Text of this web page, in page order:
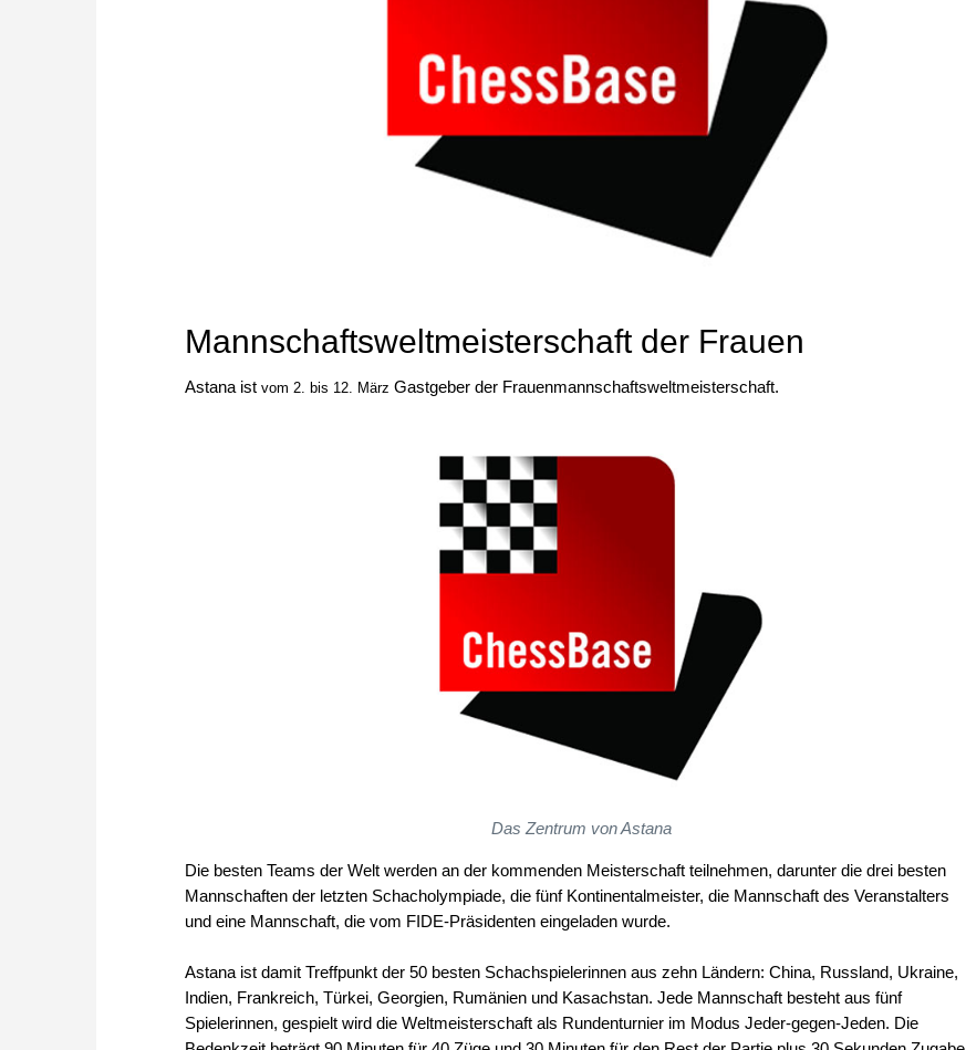
Mannschaftsweltmeisterschaft der Frauen
Astana ist vom 2. bis 12. März Gastgeber der Frauenmannschaftsweltmeisterschaft.
Das Zentrum von Astana
Die besten Teams der Welt werden an der kommenden Meisterschaft teilnehmen, darunter die drei besten
Mannschaften der letzten Schacholympiade, die fünf Kontinentalmeister, die Mannschaft des Veranstalters
und eine Mannschaft, die vom FIDE-Präsidenten eingeladen wurde.
Astana ist damit Treffpunkt der 50 besten Schachspielerinnen aus zehn Ländern: China, Russland, Ukraine,
Indien, Frankreich, Türkei, Georgien, Rumänien und Kasachstan. Jede Mannschaft besteht aus fünf
Spielerinnen, gespielt wird die Weltmeisterschaft als Rundenturnier im Modus Jeder-gegen-Jeden. Die